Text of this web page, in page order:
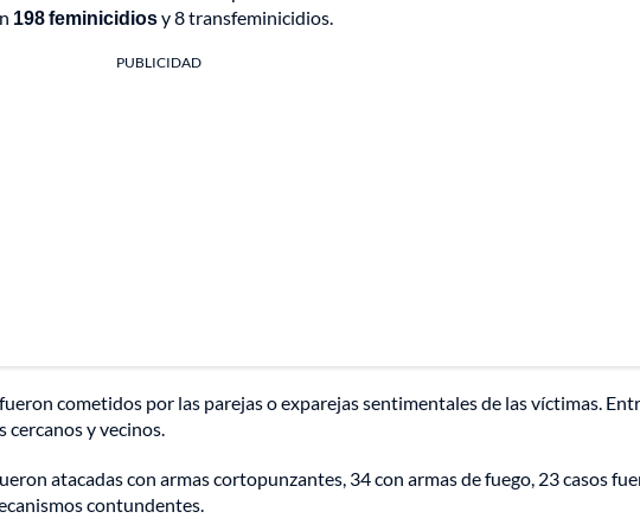
198feminicidiosy 8 transfeminicidios.
PUBLICIDAD
cometidos por las parejas o exparejas sentimentales de las víctimas.
cercanos y vecinos.
atacadas con armas cortopunzantes, 34 con armas de fuego, 23 casos
contundentes.